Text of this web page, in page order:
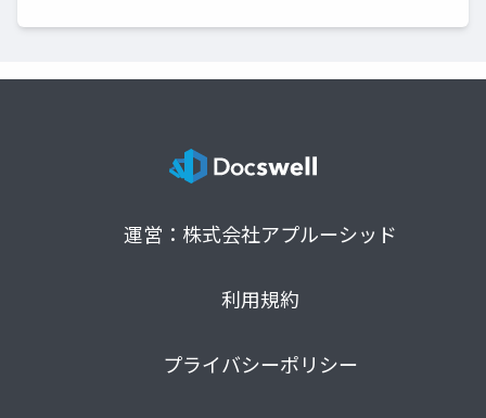
運営：株式会社アプルーシッド
利用規約
プライバシーポリシー